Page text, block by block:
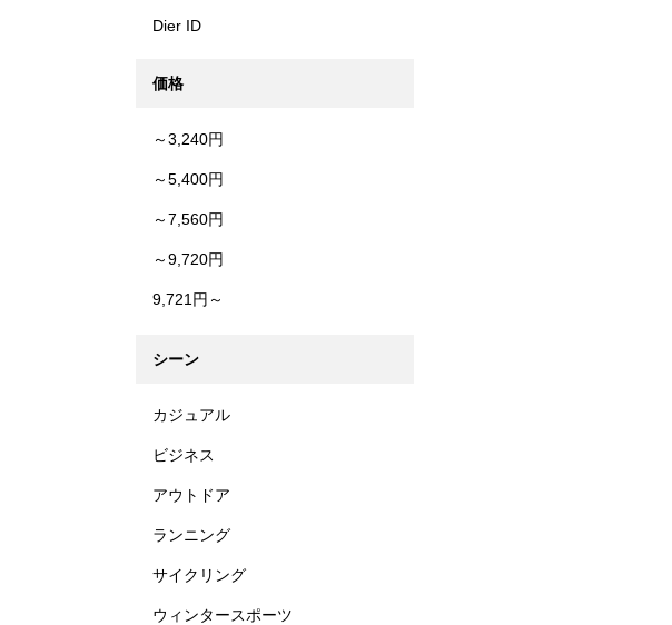
Dier ID
価格
～3,240円
～5,400円
～7,560円
～9,720円
9,721円～
シーン
カジュアル
ビジネス
アウトドア
ランニング
サイクリング
ウィンタースポーツ